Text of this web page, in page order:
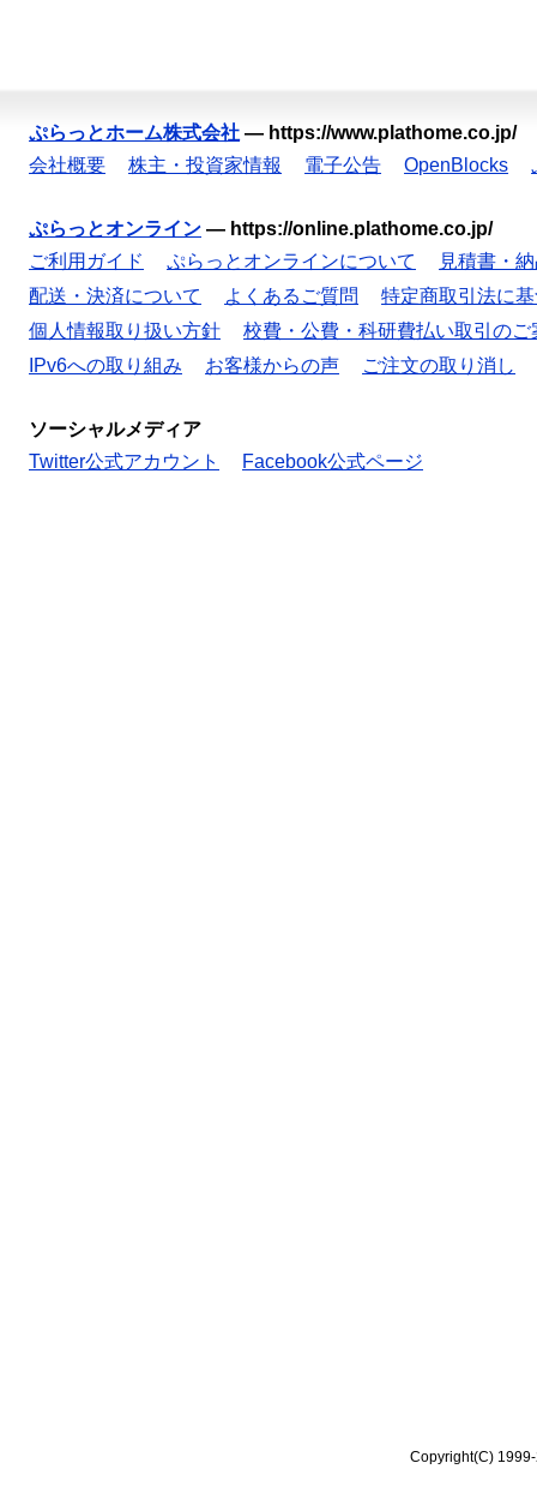
ぷらっとホーム株式会社 — https://www.plathome.co.jp/
会社概要
株主・投資家情報 電子公告 OpenBlocks
ぷらっとオンライン — https://online.plathome.co.jp/
ご利用ガイド
ぷらっとオンラインについて
見積書・
配送・決済について
よくあるご質問
特定商取引法に
個人情報取り扱い方針
校費・公費・科研費払い取引のご
IPv6への取り組み
お客様からの声 ご注文の取り消し
ソーシャルメディア
Twitter公式アカウント
Facebook公式ページ
Copyright(C)